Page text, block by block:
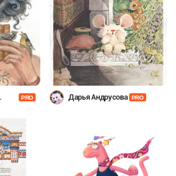
PRO Дарья Андрусова PRO